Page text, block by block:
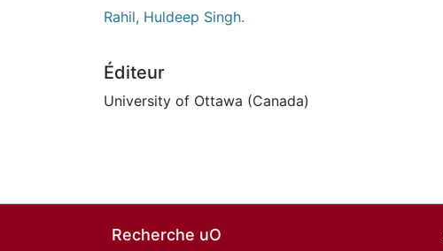
Rahil, Huldeep Singh.
Éditeur
University of Ottawa (Canada)
Recherche uO